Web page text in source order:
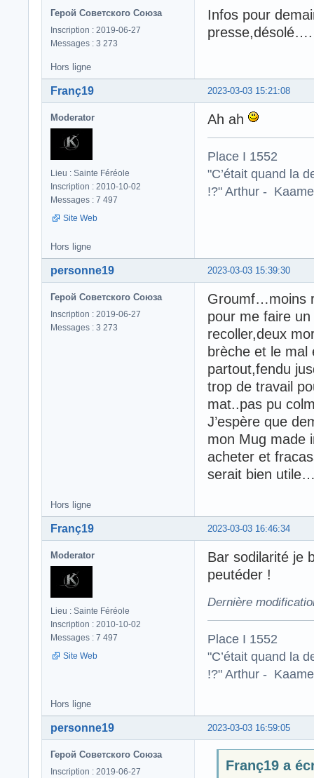
Герой Советского Союза
Inscription : 2019-06-27
Messages : 3 273
Infos pour
Hors ligne
2023-03-03 15:21:08
Franç19
Moderator
Lieu : Sainte Féréole
Inscription : 2010-10-02
Messages : 7 497
Site Web
Ah ah
Place I 1552
"C’était quand la
!?" Arthur -
Hors ligne
2023-03-03 15:39:30
personne19
Герой Советского Союза
Inscription : 2019-06-27
Messages : 3 273
Groumf…moins
pour me faire
recoller,deux
brèche et le mal
partout,fendu
trop de travail
mat..pas pu
J’espère que
mon Mug made
acheter et
serait bien
Hors ligne
2023-03-03 16:46:34
Franç19
Moderator
Lieu : Sainte Féréole
Inscription : 2010-10-02
Messages : 7 497
Site Web
Bar sodilarité je
peutéder !
Dernière
Place I 1552
"C’était quand la
!?" Arthur -
Hors ligne
2023-03-03 16:59:05
personne19
Герой Советского Союза
Inscription : 2019-06-27
Franç19 a